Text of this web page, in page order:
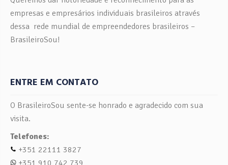
empresas e empresários individuais brasileiros através
dessa rede mundial de empreendedores brasileiros –
BrasileiroSou!
ENTRE EM CONTATO
O BrasileiroSou sente-se honrado e agradecido com sua
visita.
Telefones:
+351 22111 3827